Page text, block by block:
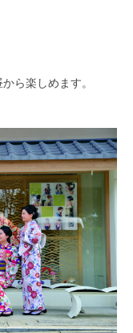
ら楽しめます。